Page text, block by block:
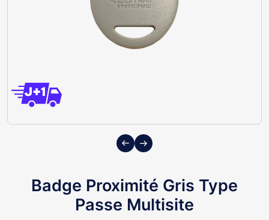
Previous
Next
Badge Proximité Gris Type
Passe Multisite